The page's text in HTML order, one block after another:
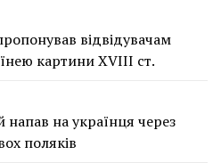
відвідувачам
картини XVIII ст.
напав на українця через
поляків